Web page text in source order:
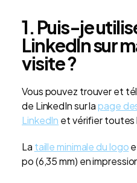
1. Puis-je
LinkedIn sur
visite ?
Vous pouvez trouver et
de LinkedIn sur lapage
LinkedIn et vérifier toutes
La taille minimale du logo
po (6,35 mm) en